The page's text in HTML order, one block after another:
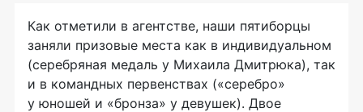
Как отметили в агентстве, наши пятиборцы
заняли призовые места как в индивидуальном
(серебряная медаль у Михаила Дмитрюка), так
и в командных первенствах («серебро»
у юношей и «бронза» у девушек). Двое